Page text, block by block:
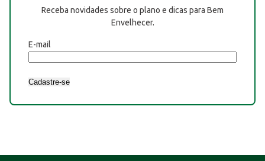
Receba novidades sobre o plano e dicas para Bem
Envelhecer.
E-mail
Cadastre-se